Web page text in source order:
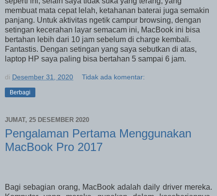
membuat mata cepat lelah, ketahanan baterai juga semakin
panjang. Untuk aktivitas ngetik campur browsing, dengan
setingan kecerahan layar semacam ini, MacBook ini bisa
bertahan lebih dari 10 jam sebelum di charge kembali.
Fantastis. Dengan setingan yang saya sebutkan di atas,
laptop HP saya paling bisa bertahan 5 sampai 6 jam.
di Desember 31, 2020 Tidak ada komentar:
Berbagi
JUMAT, 25 DESEMBER 2020
Pengalaman Pertama Menggunakan
MacBook Pro 2017
Bagi sebagian orang, MacBook adalah daily driver mereka.